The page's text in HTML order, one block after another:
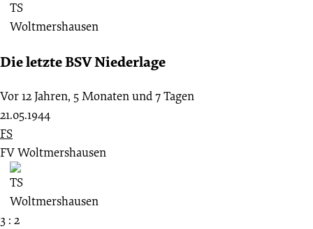
Die letzte BSV Niederlage
Vor 12 Jahren, 5 Monaten und 7 Tagen
21.05.1944
FS
FV Woltmershausen
3 : 2